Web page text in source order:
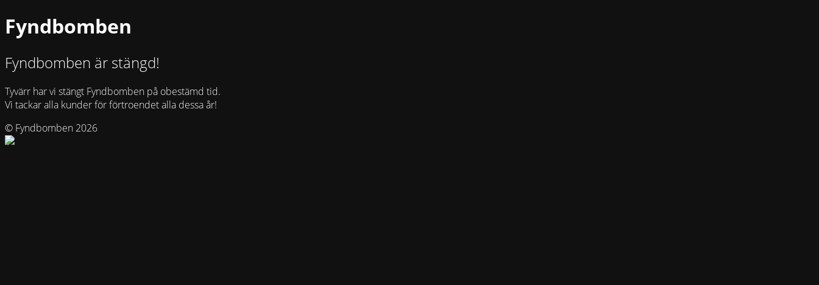
Fyndbomben
Fyndbomben är stängd!
Tyvärr har vi stängt Fyndbomben på obestämd tid.
Vi tackar alla kunder för förtroendet alla dessa år!
© Fyndbomben 2026